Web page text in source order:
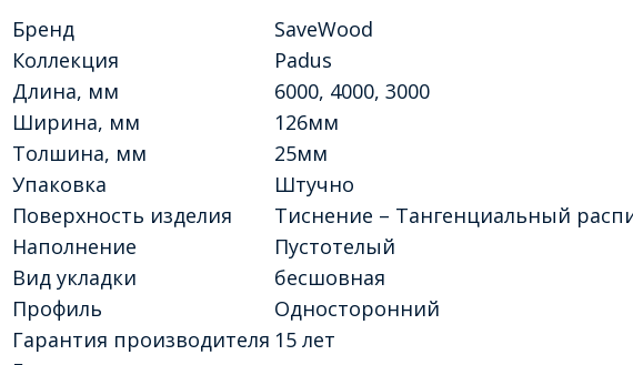
Бренд
SaveWood
Коллекция
Padus
Длина, мм
6000, 4000, 3000
Ширина, мм
126мм
Толшина, мм
25мм
Упаковка
Штучно
Поверхность изделия
Тиснение – Тангенциальный
Наполнение
Пустотелый
Вид укладки
бесшовная
Профиль
Односторонний
Гарантия производителя 15 лет